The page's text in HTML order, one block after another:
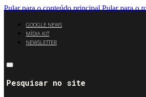
Pular para o conteúdo principal Pular para o
GOOGLE NEWS
MÍDIA KIT
NEWSLETTER
Pesquisar no site